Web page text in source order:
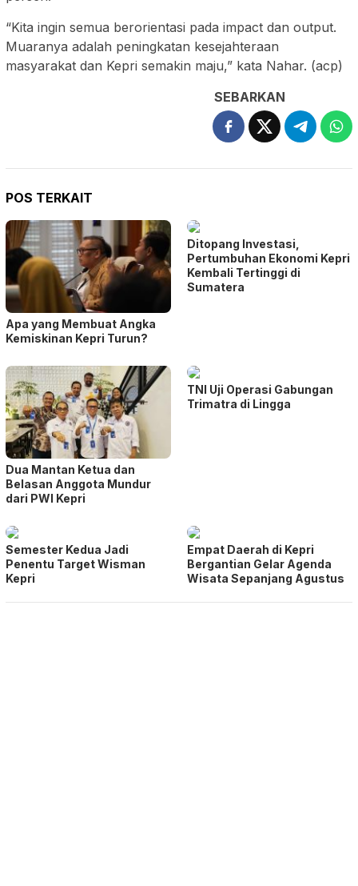
“Kita ingin semua berorientasi pada impact dan output.
Muaranya adalah peningkatan kesejahteraan
masyarakat dan Kepri semakin maju,” kata Nahar. (acp)
SEBARKAN
POS TERKAIT
Apa yang Membuat Angka
Kemiskinan Kepri Turun?
Ditopang Investasi,
Pertumbuhan Ekonomi Kepri
Kembali Tertinggi di
Sumatera
Dua Mantan Ketua dan
Belasan Anggota Mundur
dari PWI Kepri
TNI Uji Operasi Gabungan
Trimatra di Lingga
Semester Kedua Jadi
Penentu Target Wisman
Kepri
Empat Daerah di Kepri
Bergantian Gelar Agenda
Wisata Sepanjang Agustus